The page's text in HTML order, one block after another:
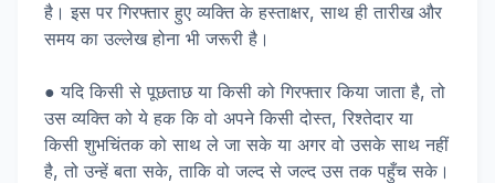
है। इस पर गिरफ्तार हुए व्यक्ति के हस्ताक्षर, साथ ही तारीख और
समय का उल्लेख होना भी जरूरी है।
● यदि किसी से पूछताछ या किसी को गिरफ्तार किया जाता है, तो
उस व्यक्ति को ये हक कि वो अपने किसी दोस्त, रिश्तेदार या
किसी शुभचिंतक को साथ ले जा सके या अगर वो उसके साथ नहीं
है, तो उन्हें बता सके, ताकि वो जल्द से जल्द उस तक पहुँच सके।